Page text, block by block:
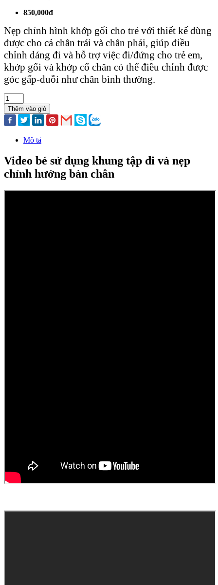
850,000đ
Nẹp chỉnh hình khớp gối cho trẻ với thiết kế dùng
được cho cả chân trái và chân phải, giúp điều
chỉnh dáng đi và hỗ trợ việc đi/đứng cho trẻ em,
khớp gối và khớp cổ chân có thể điều chỉnh được
góc gấp-duỗi như chân bình thường.
Thêm vào giỏ
Mô tả
Video bé sử dụng khung tập đi và nẹp
chỉnh hướng bàn chân